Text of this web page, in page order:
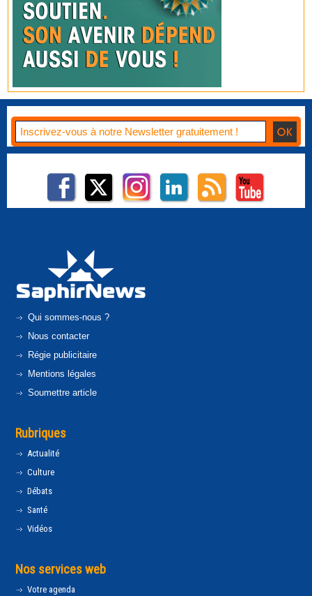
Qui sommes-nous ?
Nous contacter
Régie publicitaire
Mentions légales
Soumettre article
Rubriques
Actualité
Culture
Débats
Santé
Vidéos
Nos services web
Votre agenda